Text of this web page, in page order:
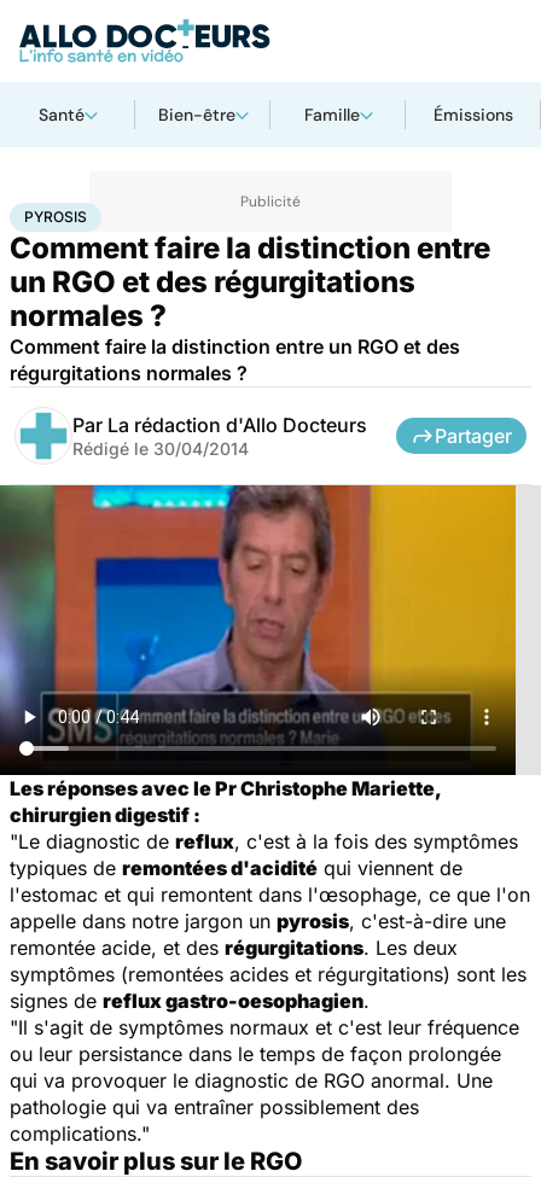
Santé Bien-être Famille Émissions
AccueilSanté
PYROSIS
Comment faire la distinction entre
un RGO et des régurgitations
normales ?
Comment faire la distinction entre un RGO et des
régurgitations normales ?
Par La rédaction d'Allo Docteurs
Rédigé le 30/04/2014
Partager
Les réponses avec le Pr Christophe Mariette,
chirurgien digestif :
"Le diagnostic de reflux, c'est à la fois des symptômes
typiques de remontées d'acidité qui viennent de
l'estomac et qui remontent dans l'œsophage, ce que l'on
appelle dans notre jargon un pyrosis, c'est-à-dire une
remontée acide, et des régurgitations. Les deux
symptômes (remontées acides et régurgitations) sont les
signes de reflux gastro-oesophagien.
"Il s'agit de symptômes normaux et c'est leur fréquence
ou leur persistance dans le temps de façon prolongée
qui va provoquer le diagnostic de RGO anormal. Une
pathologie qui va entraîner possiblement des
complications."
En savoir plus sur le RGO